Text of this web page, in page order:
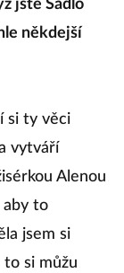
jste Sádlo
někdejší
si ty věci
vytváří
Alenou
aby to
jsem si
si můžu